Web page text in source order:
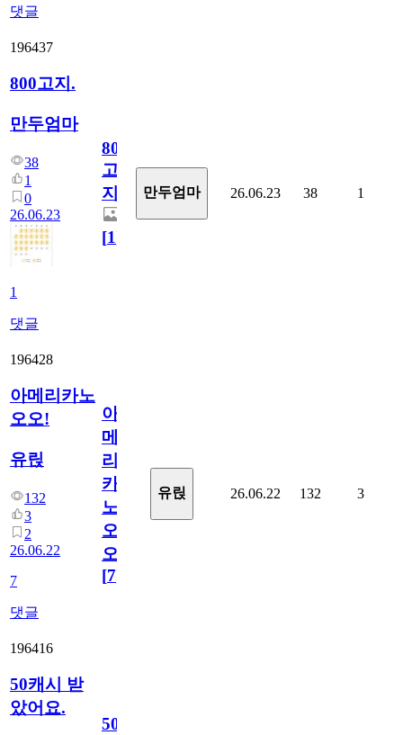
댓글
196437
800고지.
만두엄마
38
1
0
26.06.23
1
댓글
800
고
지.
[1]
만두엄마 26.06.23 38 1
196428
아메리카노
오오!
유릱
132
3
2
26.06.22
7
댓글
아
메
리
카
노
오
오!
[7]
유릱 26.06.22 132 3
196416
50캐시 받
았어요.
50